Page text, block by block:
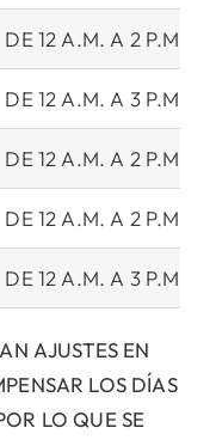
DE 12 A.M. A 2 P.M.
DE 12 A.M. A 3 P.M.
DE 12 A.M. A 2 P.M.
DE 12 A.M. A 2 P.M.
DE 12 A.M. A 3 P.M.
AJUSTES EN
LOS DÍAS
LO QUE SE